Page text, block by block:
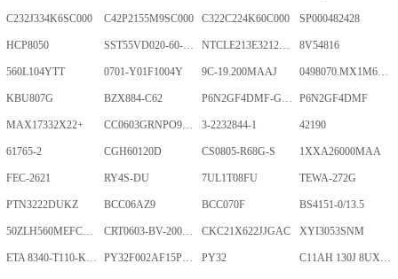
C232J334K6SC000 C42P2155M9SC000 C322C224K60C000 SP000482428
HCP8050 SST55VD020-60-C-TQWE NTCLE213E3212FMT 8V54816
560L104YTT 0701-Y01F1004Y 9C-19.200MAAJ 0498070.MX1M6-CN
KBU807G BZX884-C62 P6N2GF4DMF-GKT-2Gb P6N2GF4DMF
MAX17332X22+ CC0603GRNPO9BN400 3-2232844-1 42190
61765-2 CGH60120D CS0805-R68G-S 1XXA26000MAA
FEC-2621 RY4S-DU 7UL1T08FU TEWA-272G
PTN3222DUKZ BCC06AZ9 BCC070F BS4151-0/13.5
50ZLH560MEFCRI12.5X25 CRT0603-BV-2001ELF CKC21X622JJGAC XYI3053SNM
ETA 8340-T110-K1F1-ALH0-25A PY32F002AF15P6TU PY32 C11AH 130J 8UXLT